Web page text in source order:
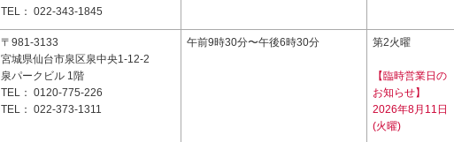
TEL： 022-343-1845
〒981-3133
宮城県仙台市泉区泉中央1-12-2
泉パークビル 1階
TEL： 0120-775-226
TEL： 022-373-1311
午前9時30分〜午後6時30分 第2火曜
【臨時営業日の
お知らせ】
2026年8月11日
(火曜)